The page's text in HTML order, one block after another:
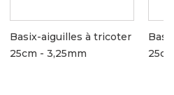
Basix-aiguilles à tricoter
25cm - 3,25mm